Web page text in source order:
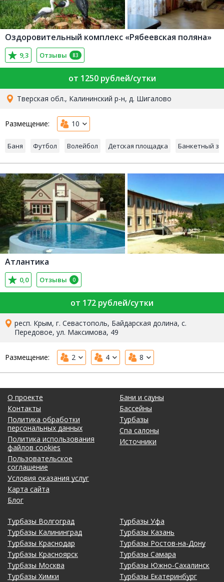
Оздоровительный комплекс «Рябеевская поляна»
9,3 Отзывы 83
от 1250 рублей/сутки
Тверская обл., Калининский р-н, д. Шигалово
Размещение: 10
Баня Футбол Волейбол Детская площадка Банкетный
Атлантика
0,0 Отзывы 0
от 172 рублей/сутки
респ. Крым, г. Севастополь, Байдарская долина, с.
Передовое, ул. Максимова, 49
Размещение: 2 4 8
О проекте
Контакты
Политика обработки
персональных данных
Политика использования
файлов cookies
Пользовательское
соглашение
Условия оказания услуг
Карта сайта
Блог
Бани и сауны
Бассейны
Турбазы
Спа салоны
Источники
Турбазы Волгоград
Турбазы Калининград
Турбазы Краснодар
Турбазы Красноярск
Турбазы Москва
Турбазы Химки
Турбазы Уфа
Турбазы Казань
Турбазы Ростов-на-Дону
Турбазы Самара
Турбазы Южно-Сахалинск
Турбазы Екатеринбург